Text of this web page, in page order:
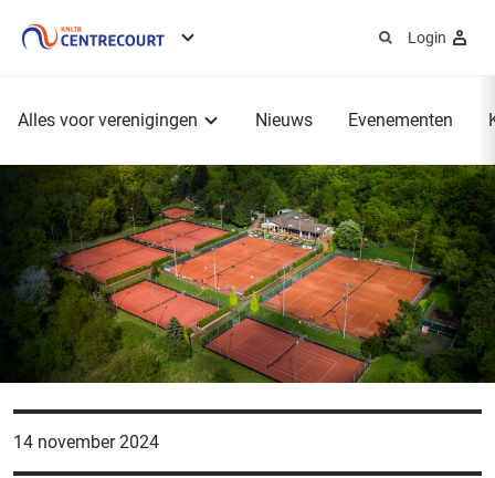
Login
Alles voor verenigingen Nieuws Evenementen
14 november 2024